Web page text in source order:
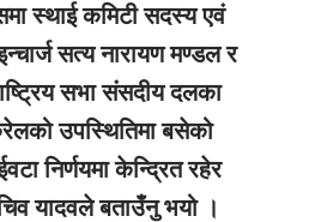
स्थाई कमिटी सदस्य एवं
सत्य नारायण मण्डल र
सभा संसदीय दलका
उपस्थितिमा बसेको
निर्णयमा केन्द्रित रहेर
यादवले बताउँनु भयो ।